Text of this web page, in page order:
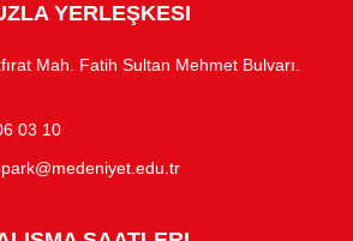
YERLEŞKESI
Mah. Fatih Sultan Mehmet Bulvarı.
03 10